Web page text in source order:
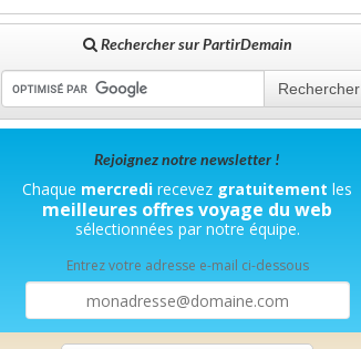
Rechercher sur PartirDemain
Rechercher
Rejoignez notre newsletter !
Chaque mercredi recevez gratuitement les
meilleures offres voyage du web
sélectionnées par notre équipe.
Entrez votre adresse e-mail ci-dessous